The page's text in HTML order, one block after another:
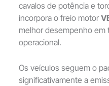
cavalos de potência e
incorpora o freio motor
melhor desempenho em
operacional.
Os veículos seguem o
significativamente a